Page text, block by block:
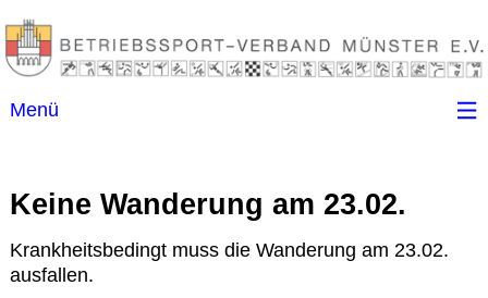
Menü
Kontakt
Ansprechpartner
Keine Wanderung am 23.02.
Krankheitsbedingt muss die Wanderung am 23.02.
ausfallen.